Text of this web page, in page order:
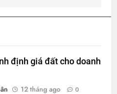
định giá đất cho doanh
12 tháng ago 0